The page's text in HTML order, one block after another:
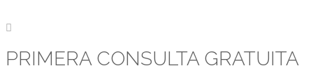

PRIMERA CONSULTA GRATUITA